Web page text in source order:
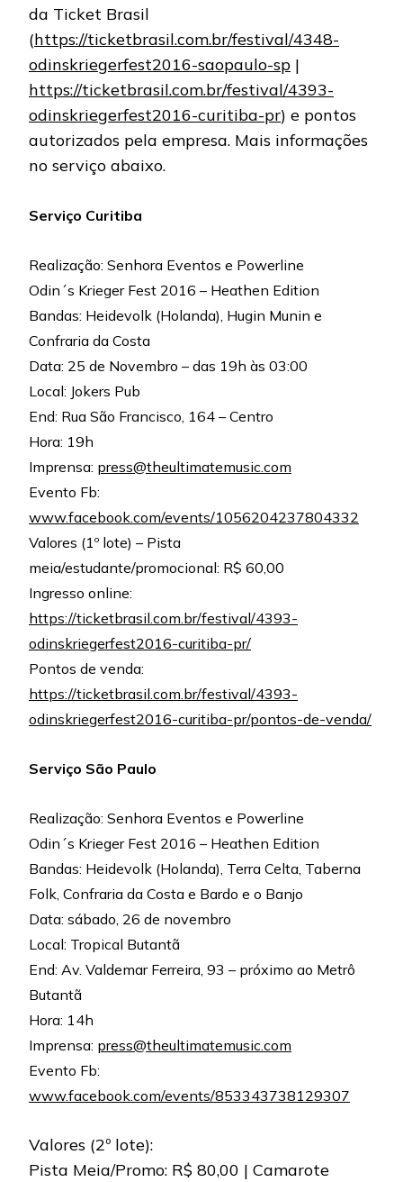
da Ticket Brasil
(https://ticketbrasil.com.br/festival/4348-
odinskriegerfest2016-saopaulo-sp |
https://ticketbrasil.com.br/festival/4393-
odinskriegerfest2016-curitiba-pr) e pontos
autorizados pela empresa. Mais informações
no serviço abaixo.
Serviço Curitiba
Realização: Senhora Eventos e Powerline
Odin´s Krieger Fest 2016 – Heathen Edition
Bandas: Heidevolk (Holanda), Hugin Munin e
Confraria da Costa
Data: 25 de Novembro – das 19h às 03:00
Local: Jokers Pub
End: Rua São Francisco, 164 – Centro
Hora: 19h
Imprensa: press@theultimatemusic.com
Evento Fb:
www.facebook.com/events/1056204237804332
Valores (1º lote) – Pista
meia/estudante/promocional: R$ 60,00
Ingresso online:
https://ticketbrasil.com.br/festival/4393-
odinskriegerfest2016-curitiba-pr/
Pontos de venda:
https://ticketbrasil.com.br/festival/4393-
odinskriegerfest2016-curitiba-pr/pontos-de-venda/
Serviço São Paulo
Realização: Senhora Eventos e Powerline
Odin´s Krieger Fest 2016 – Heathen Edition
Bandas: Heidevolk (Holanda), Terra Celta, Taberna
Folk, Confraria da Costa e Bardo e o Banjo
Data: sábado, 26 de novembro
Local: Tropical Butantã
End: Av. Valdemar Ferreira, 93 – próximo ao Metrô
Butantã
Hora: 14h
Imprensa: press@theultimatemusic.com
Evento Fb:
www.facebook.com/events/853343738129307
Valores (2º lote):
Pista Meia/Promo: R$ 80,00 | Camarote